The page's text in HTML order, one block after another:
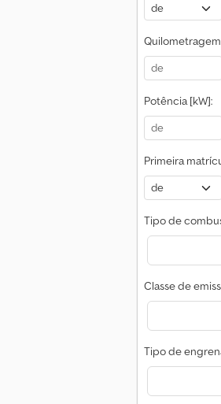
Potência [kW]:
Primeira
Tipo de
Classe de
Tipo de
Iveco Camião Plataforma Ford